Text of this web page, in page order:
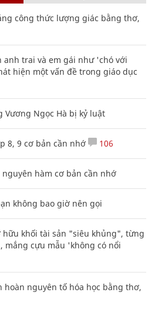
công thức lượng giác bằng thơ,
anh trai và em gái như 'chó với
hiện một vấn đề trong giáo dục
Vương Ngọc Hà bị kỷ luật
8, 9 cơ bản cần nhớ 106
hàm cơ bản cần nhớ
không bao giờ nên gọi
hữu khối tài sản "siêu khủng", từng
mắng cựu mẫu 'không có nổi
hoàn nguyên tố hóa học bằng thơ,